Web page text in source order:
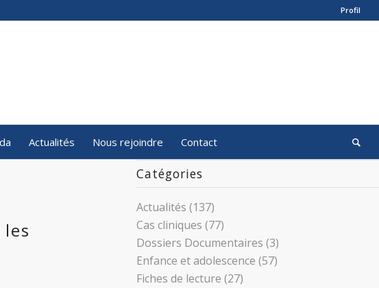
Profil
Actualités Nous rejoindre Contact
Catégories
Actualités (137)
Cas cliniques (77)
Dossiers Documentaires (3)
Enfance et adolescence (57)
Fiches de lecture (27)